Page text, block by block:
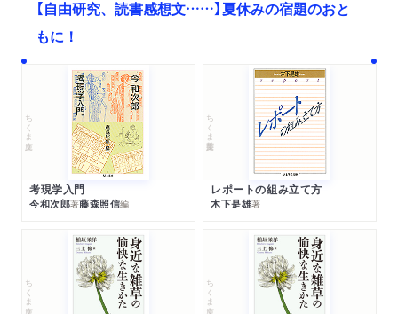
【自由研究、読書感想文……】夏休みの宿題のおと
もに！
ちくま文庫
考現学入門
今和次郎著藤森照信編
ちくま学芸文庫
レポートの組み立て方
木下是雄著
ちくま文庫 ちくま文庫